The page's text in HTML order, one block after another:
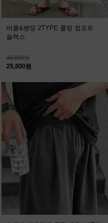
버클&밴딩 2TYPE 쿨링 컴포트
슬랙스
46,800원
29,800원